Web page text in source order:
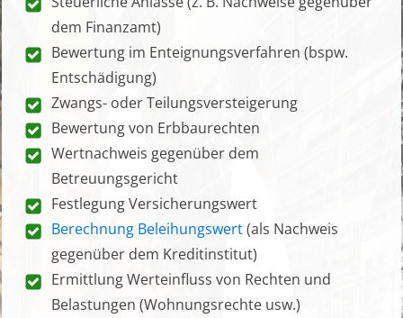
dem Finanzamt)
Bewertung im Enteignungsverfahren (bspw.
Entschädigung)
Zwangs- oder Teilungsversteigerung
Bewertung von Erbbaurechten
Wertnachweis gegenüber dem
Betreuungsgericht
Festlegung Versicherungswert
Berechnung Beleihungswert(als Nachweis
gegenüber dem Kreditinstitut)
Ermittlung Werteinfluss von Rechten und
Belastungen (Wohnungsrechte usw.)